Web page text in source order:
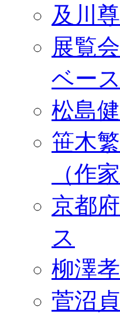
及川
展覧
ベース
松島
笹木
（作
京都
ス
柳澤
菅沼